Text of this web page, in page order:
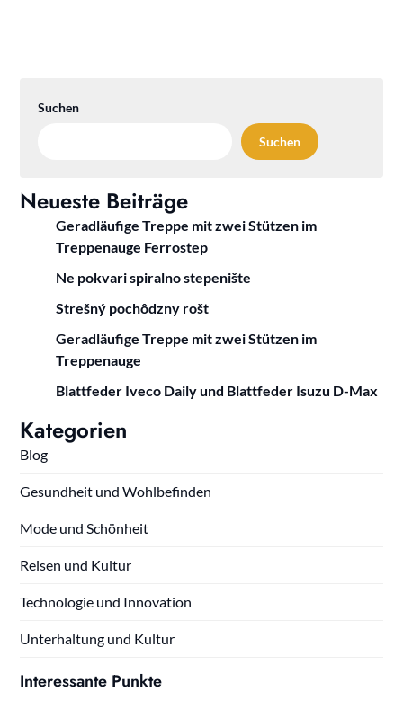
Suchen
Suchen
Neueste Beiträge
Geradläufige Treppe mit zwei Stützen im
Treppenauge Ferrostep
Ne pokvari spiralno stepenište
Strešný pochôdzny rošt
Geradläufige Treppe mit zwei Stützen im
Treppenauge
Blattfeder Iveco Daily und Blattfeder Isuzu D-Max
Kategorien
Blog
Gesundheit und Wohlbefinden
Mode und Schönheit
Reisen und Kultur
Technologie und Innovation
Unterhaltung und Kultur
Interessante Punkte